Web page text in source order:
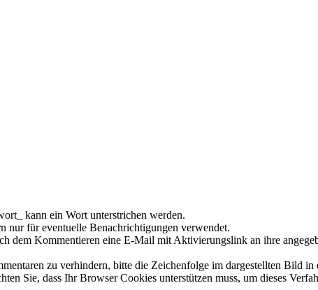
kann ein Wort unterstrichen werden.
nur für eventuelle Benachrichtigungen verwendet.
dem Kommentieren eine E-Mail mit Aktivierungslink an ihre
zu verhindern, bitte die Zeichenfolge im dargestellten Bild
Sie, dass Ihr Browser Cookies unterstützen muss, um dieses